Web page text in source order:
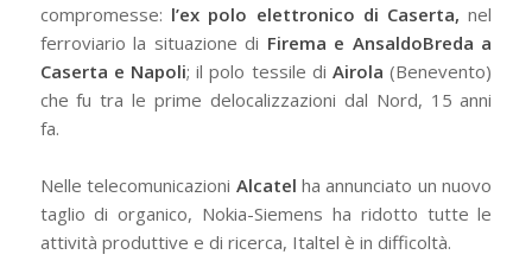
compromesse: l’ex polo elettronico di Caserta,nel
ferroviario la situazione di Firema e AnsaldoBreda a
Caserta e Napoli; il polo tessile diAirola(Benevento)
che fu tra le prime delocalizzazioni dal Nord, 15 anni
fa.
Nelle telecomunicazioni Alcatel ha annunciato un nuovo
taglio di organico, Nokia-Siemens ha ridotto tutte le
attività produttive e di ricerca, Italtel è in difficoltà.